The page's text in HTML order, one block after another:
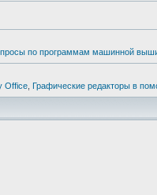
по программам машинной
Office Графические редакторы в